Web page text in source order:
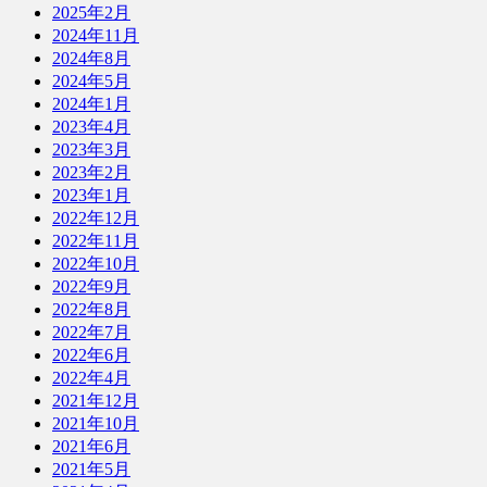
2025年2月
2024年11月
2024年8月
2024年5月
2024年1月
2023年4月
2023年3月
2023年2月
2023年1月
2022年12月
2022年11月
2022年10月
2022年9月
2022年8月
2022年7月
2022年6月
2022年4月
2021年12月
2021年10月
2021年6月
2021年5月